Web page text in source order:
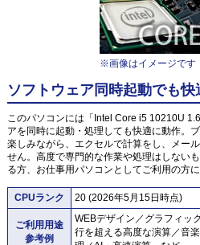
※画像はイメージです
ソフトウェア同時起動でも快
このパソコンには「Intel Core i5 10210U
アを同時に起動・処理しても快適に動作。
楽しみながら、エクセルで計算をし、メー
せん。高度で専門的な作業や処理はしない
る方、お仕事用パソコンとしてご利用の方に
CPUランク 20 (2026年5月15日時点)
ご利用用途
参考例
WEBデザイン／グラフィッ
行を超える高度な演算／音